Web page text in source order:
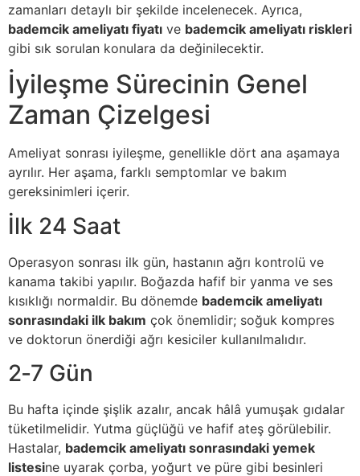
zamanları detaylı bir şekilde incelenecek. Ayrıca,
bademcik ameliyatı fiyatı ve bademcik ameliyatı riskleri
gibi sık sorulan konulara da değinilecektir.
İyileşme Sürecinin Genel
Zaman Çizelgesi
Ameliyat sonrası iyileşme, genellikle dört ana aşamaya
ayrılır. Her aşama, farklı semptomlar ve bakım
gereksinimleri içerir.
İlk 24 Saat
Operasyon sonrası ilk gün, hastanın ağrı kontrolü ve
kanama takibi yapılır. Boğazda hafif bir yanma ve ses
kısıklığı normaldir. Bu dönemde bademcik ameliyatı
sonrasındaki ilk bakım çok önemlidir; soğuk kompres
ve doktorun önerdiği ağrı kesiciler kullanılmalıdır.
2‑7 Gün
Bu hafta içinde şişlik azalır, ancak hâlâ yumuşak gıdalar
tüketilmelidir. Yutma güçlüğü ve hafif ateş görülebilir.
Hastalar, bademcik ameliyatı sonrasındaki yemek
listesine uyarak çorba, yoğurt ve püre gibi besinleri